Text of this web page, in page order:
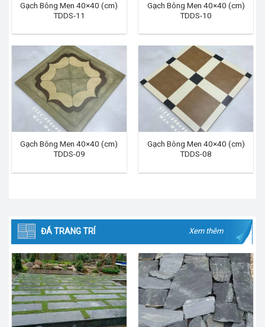
Gạch Bông Men 40×40 (cm)
TDDS-11
Gạch Bông Men 40×40 (cm)
TDDS-10
Gạch Bông Men 40×40 (cm)
TDDS-09
Gạch Bông Men 40×40 (cm)
TDDS-08
ĐÁ TRANG TRÍ Xem thêm